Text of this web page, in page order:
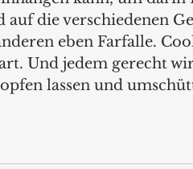
die verschiedenen
eben Farfalle.
Und jedem gerecht
lassen und